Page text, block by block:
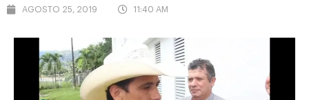
AGOSTO 25, 2019 11:40 AM